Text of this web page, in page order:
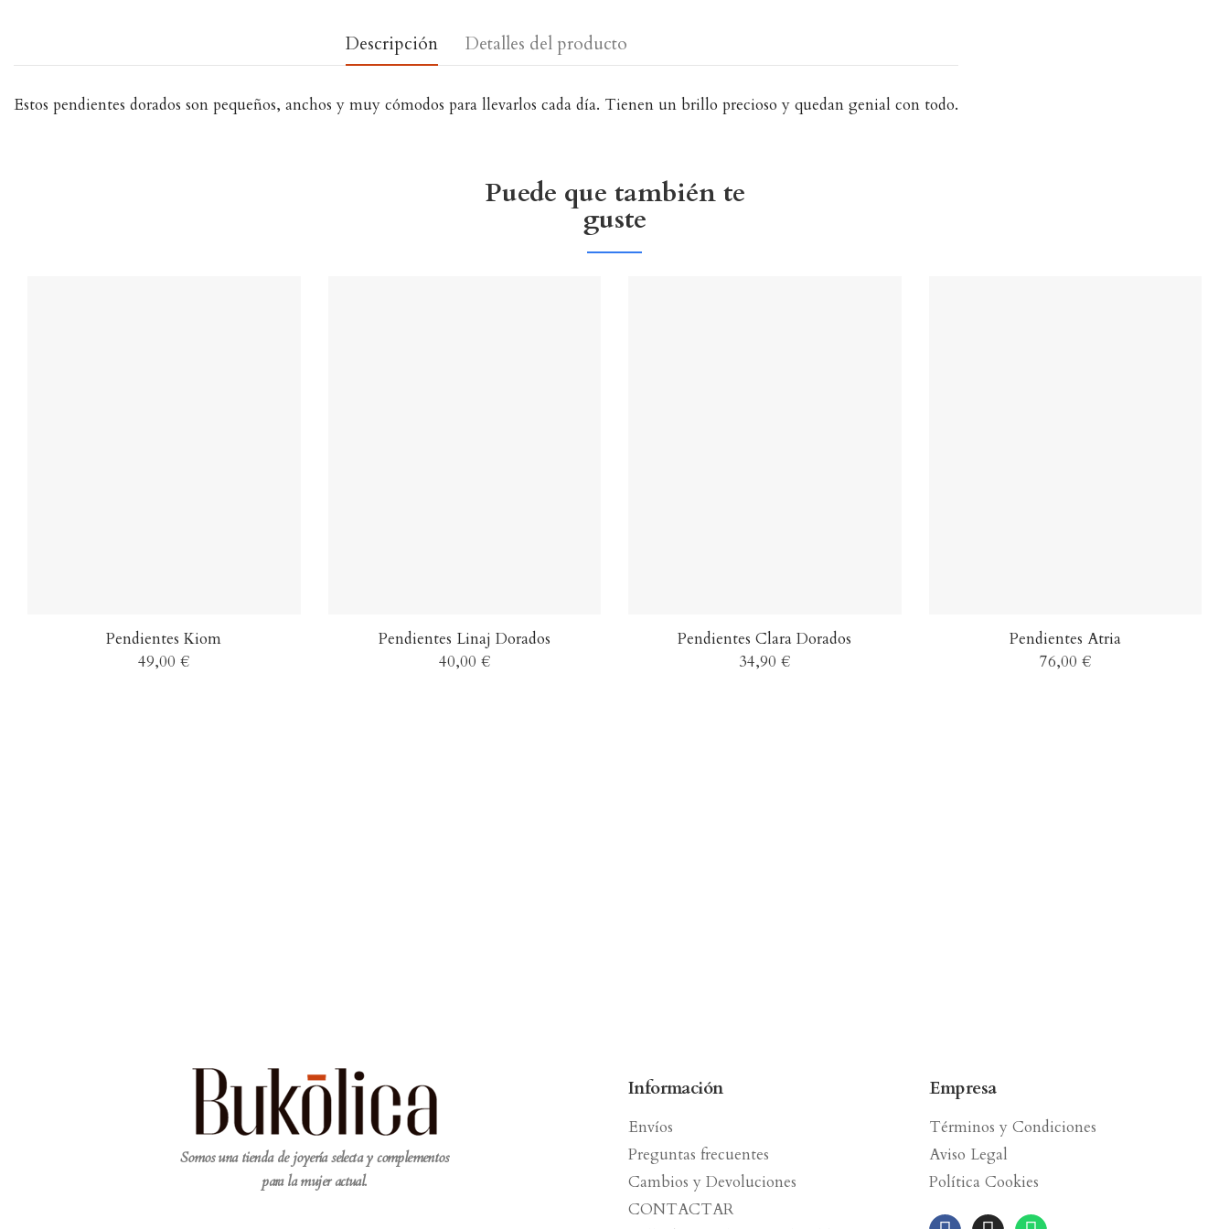
Descripción Detalles del producto
Estos pendientes dorados son pequeños, anchos y muy cómodos para llevarlos cada día. Tienen un brillo precioso y quedan genial con todo.
Puede que también te
guste
Pendientes Kiom
49,00 €
Pendientes Linaj Dorados
40,00 €
Pendientes Clara Dorados
34,90 €
Pendientes Atria
76,00 €
Somos una tienda de joyería selecta y complementos
para la mujer actual.
Información
Envíos
Preguntas frecuentes
Cambios y Devoluciones
CONTACTAR
Empresa
Términos y Condiciones
Aviso Legal
Política Cookies